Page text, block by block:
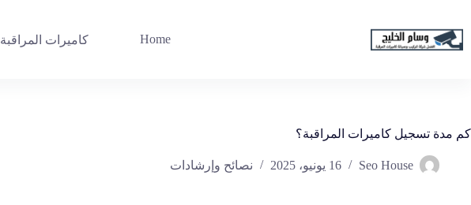
المحتوى
Home كاميرات المراقبة
كم مدة تسجيل كاميرات المراقبة؟
Seo House 16 يونيو، 2025 نصائح وإرشادات